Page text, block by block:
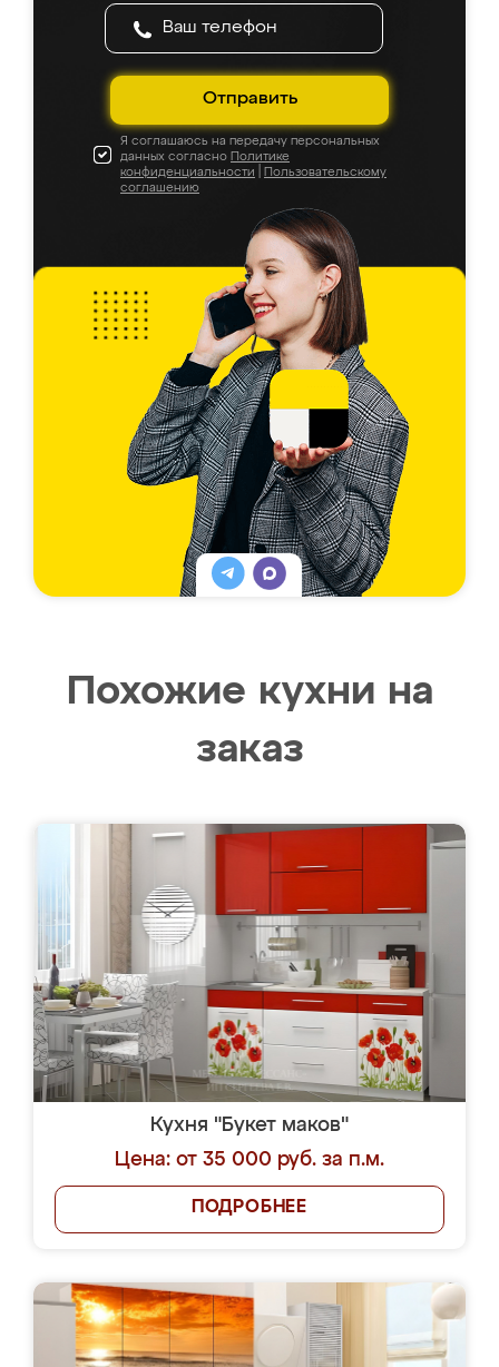
Отправить
Я соглашаюсь на передачу персональных
данных согласно Политике
конфиденциальности
Пользовательскому
соглашению
Похожие кухни на
заказ
Кухня "Букет маков"
Цена: от 35 000 руб. за п.м.
ПОДРОБНЕЕ